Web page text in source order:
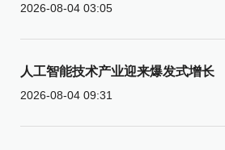
2026-08-04 03:05
人工智能技术产业迎来爆发式增长
2026-08-04 09:31